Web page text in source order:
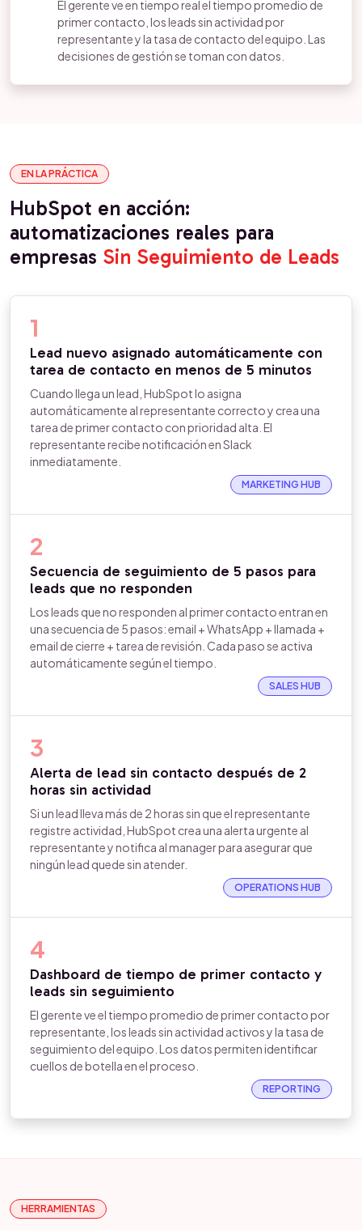
El gerente ve en tiempo real el tiempo promedio de
primer contacto, los leads sin actividad por
representante y la tasa de contacto del equipo. Las
decisiones de gestión se toman con datos.
EN LA PRÁCTICA
HubSpot en acción:
automatizaciones reales para
empresas Sin Seguimiento de Leads
1
Lead nuevo asignado automáticamente con
tarea de contacto en menos de 5 minutos
Cuando llega un lead, HubSpot lo asigna
automáticamente al representante correcto y crea una
tarea de primer contacto con prioridad alta. El
representante recibe notificación en Slack
inmediatamente.
MARKETING HUB
2
Secuencia de seguimiento de 5 pasos para
leads que no responden
Los leads que no responden al primer contacto entran en
una secuencia de 5 pasos: email + WhatsApp + llamada +
email de cierre + tarea de revisión. Cada paso se activa
automáticamente según el tiempo.
SALES HUB
3
Alerta de lead sin contacto después de 2
horas sin actividad
Si un lead lleva más de 2 horas sin que el representante
registre actividad, HubSpot crea una alerta urgente al
representante y notifica al manager para asegurar que
ningún lead quede sin atender.
OPERATIONS HUB
4
Dashboard de tiempo de primer contacto y
leads sin seguimiento
El gerente ve el tiempo promedio de primer contacto por
representante, los leads sin actividad activos y la tasa de
seguimiento del equipo. Los datos permiten identificar
cuellos de botella en el proceso.
REPORTING
HERRAMIENTAS